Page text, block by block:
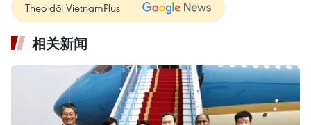
Theo dõi VietnamPlus
相关新闻